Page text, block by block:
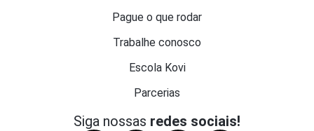
Pague o que rodar
Trabalhe conosco
Escola Kovi
Parcerias
Siga nossas redes sociais!